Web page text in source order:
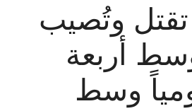
تقتل وتُصيب
أربعة
وسط